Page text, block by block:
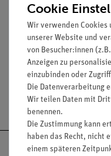
Farbe: Rot
Verfügbare
mm, 1000 mm,
Cookie
Wir verwenden Cookies
unserer Website und
von Besucher:innen
Anzeigen zu
einzubinden oder
Die Datenverarbeitung
Wir teilen Daten mit
benennen.
Die Zustimmung kann
haben das Recht, nicht
einem späteren